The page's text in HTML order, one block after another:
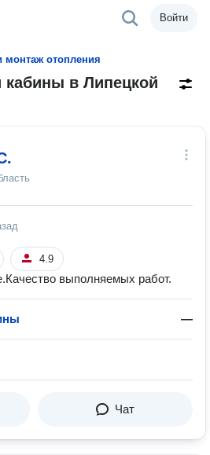
Войти
монтаж отопления
в Липецкой
4.9
выполняемых работ.
—
Чат